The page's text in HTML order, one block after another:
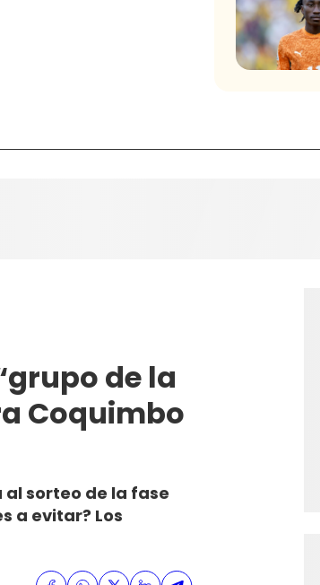
de la
Coquimbo
sorteo de la fase
a evitar? Los